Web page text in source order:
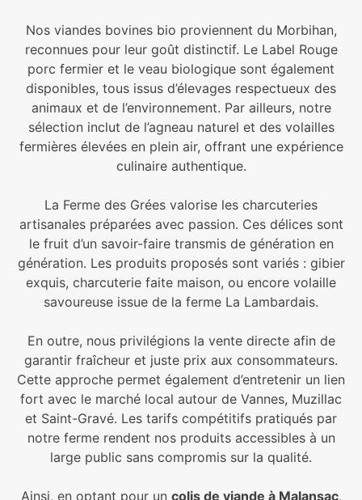
Nos viandes bovines bio proviennent du Morbihan,
reconnues pour leur goût distinctif. Le Label Rouge
porc fermier et le veau biologique sont également
disponibles, tous issus d’élevages respectueux des
animaux et de l’environnement. Par ailleurs, notre
sélection inclut de l’agneau naturel et des volailles
fermières élevées en plein air, offrant une expérience
culinaire authentique.
La Ferme des Grées valorise les charcuteries
artisanales préparées avec passion. Ces délices sont
le fruit d’un savoir-faire transmis de génération en
génération. Les produits proposés sont variés : gibier
exquis, charcuterie faite maison, ou encore volaille
savoureuse issue de la ferme La Lambardais.
En outre, nous privilégions la vente directe afin de
garantir fraîcheur et juste prix aux consommateurs.
Cette approche permet également d’entretenir un lien
fort avec le marché local autour de Vannes, Muzillac
et Saint-Gravé. Les tarifs compétitifs pratiqués par
notre ferme rendent nos produits accessibles à un
large public sans compromis sur la qualité.
Ainsi, en optant pour un colis de viande à Malansac,